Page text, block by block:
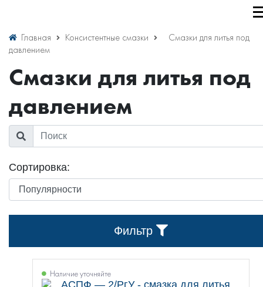
Главная Консистентные смазки
Смазки для литья под
давлением
Смазки для литья под
давлением
Сортировка:
Фильтр
Наличие уточняйте